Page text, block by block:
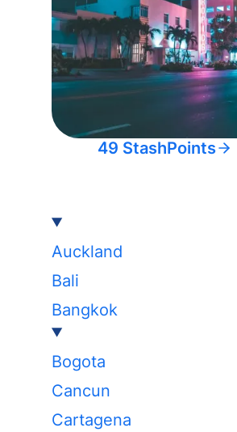
49 StashPoints
Auckland
Bali
Bangkok
Bogota
Cancun
Cartagena